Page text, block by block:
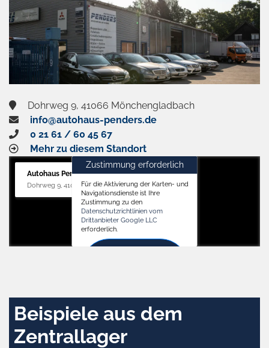
Dohrweg 9, 41066 Mönchengladbach
info@autohaus-penders.de
0 21 61 / 60 45 67
Mehr zu diesem Standort
Autohaus Penders (Service)
Dohrweg 9, 41066 Mönchengladbach
Zustimmung erforderlich
Für die Aktivierung der Karten- und
Navigationsdienste ist Ihre
Zustimmung zu den
Datenschutzrichtlinien vom
Drittanbieter Google LLC
erforderlich.
Beispiele aus dem
Zentrallager